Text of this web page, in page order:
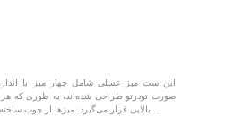
این ست میز عسلی شامل چهار میز با
صورت تودرتو طراحی شده‌اند، به طوری که هر